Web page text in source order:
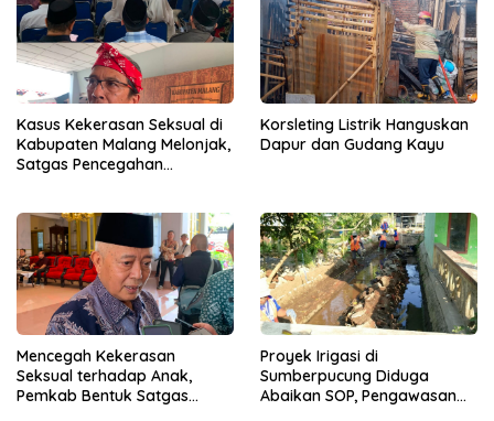
Kasus Kekerasan Seksual di
Kabupaten Malang Melonjak,
Satgas Pencegahan
Korsleting Listrik Hanguskan
Dapur dan Gudang Kayu
Mencegah Kekerasan
Seksual terhadap Anak,
Pemkab Bentuk Satgas
Proyek Irigasi di
Sumberpucung Diduga
Abaikan SOP, Pengawasan